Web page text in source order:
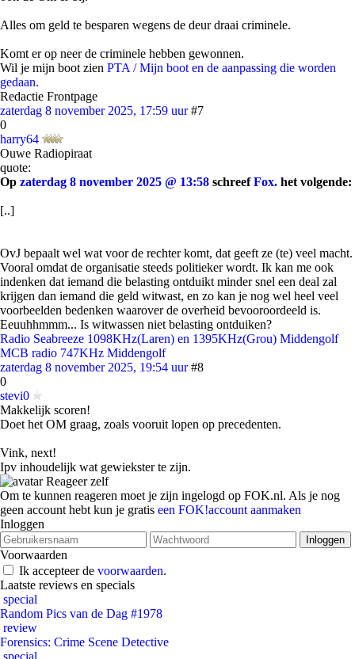
Alles om geld te besparen wegens de deur draai criminele.
Komt er op neer de criminele hebben gewonnen.
Wil je mijn boot zien PTA / Mijn boot en de aanpassing die worden
gedaan.
Redactie Frontpage
zaterdag 8 november 2025, 17:59 uur #7
0
harry64
Ouwe Radiopiraat
quote:
Op zaterdag 8 november 2025 @ 13:58 schreefFox. het volgende:
[..]
OvJ bepaalt wel wat voor de rechter komt, dat geeft ze (te) veel macht.
Vooral omdat de organisatie steeds politieker wordt. Ik kan me ook
indenken dat iemand die belasting ontduikt minder snel een deal zal
krijgen dan iemand die geld witwast, en zo kan je nog wel heel veel
voorbeelden bedenken waarover de overheid bevooroordeeld is.
Eeuuhhmmm... Is witwassen niet belasting ontduiken?
Radio Seabreeze 1098KHz(Laren) en 1395KHz(Grou) Middengolf
MCB radio 747KHz Middengolf
zaterdag 8 november 2025, 19:54 uur #8
0
stevi0
Makkelijk scoren!
Doet het OM graag, zoals vooruit lopen op precedenten.
Vink, next!
Ipv inhoudelijk wat gewiekster te zijn.
Reageer zelf
Om te kunnen reageren moet je zijn ingelogd op FOK.nl. Als je nog
geen account hebt kun je gratis een FOK!account aanmaken
Inloggen
Voorwaarden
Ik accepteer de voorwaarden.
Laatste reviews en specials
special
Random Pics van de Dag #1978
review
Forensics: Crime Scene Detective
special